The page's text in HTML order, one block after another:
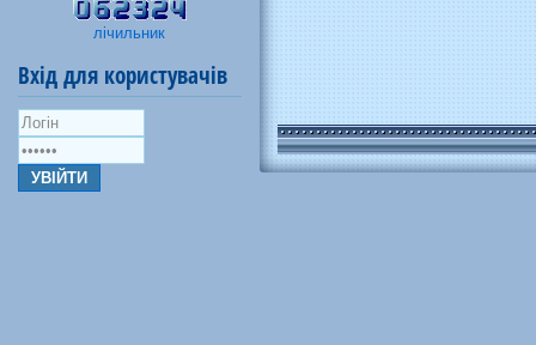
лічильник
Вхід для користувачів